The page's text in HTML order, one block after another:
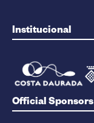
Institucional
Official Sponsors